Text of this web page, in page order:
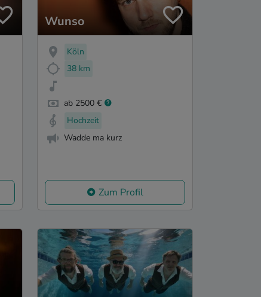
Wunso
Köln
38 km
ab 2500 €
Hochzeit
Wadde ma kurz
Zum Profil